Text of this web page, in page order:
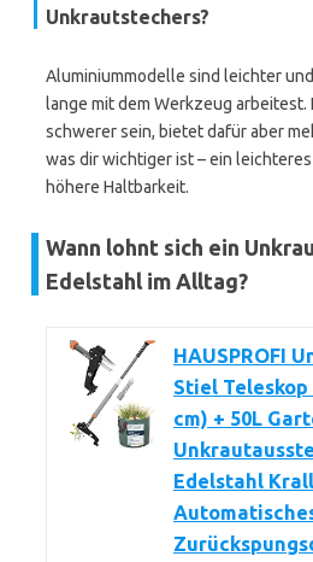
Unkrautstechers?
Aluminiummodelle sind leichter
lange mit dem Werkzeug
schwerer sein, bietet dafür aber
was dir wichtiger ist – ein
höhere Haltbarkeit.
Wann lohnt sich ein
Edelstahl im Alltag?
HAUSPROFI
Stiel Teleskop
cm) + 50L
Edelstahl